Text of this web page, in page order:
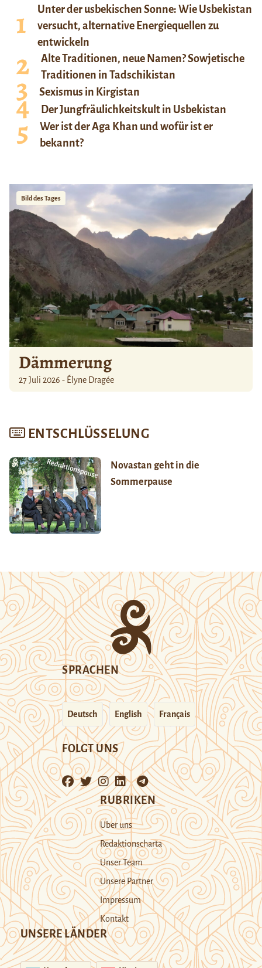
Unter der usbekischen Sonne: Wie Usbekistan
versucht, alternative Energiequellen zu
entwickeln
Alte Traditionen, neue Namen? Sowjetische
Traditionen in Tadschikistan
Sexismus in Kirgistan
Der Jungfräulichkeitskult in Usbekistan
Wer ist der Aga Khan und wofür ist er
bekannt?
Bild des Tages
Dämmerung
27 Juli 2026 - Élyne Dragée
ENTSCHLÜSSELUNG
Novastan geht in die
Sommerpause
SPRACHEN
Deutsch English Français
FOLGT UNS
RUBRIKEN
Über uns
Redaktionscharta
Unser Team
Unsere Partner
Impressum
Kontakt
UNSERE LÄNDER